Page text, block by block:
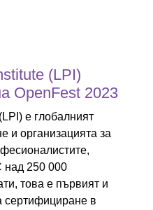
(LPI)
OpenFest 2023
е глобалният
и организацията за
над 250 000
това е първият и
сертифициране в